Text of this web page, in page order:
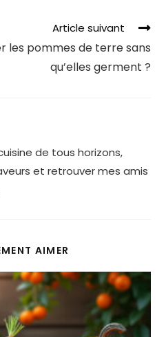
Article suivant
les pommes de terre sans
qu’elles germent ?
de tous horizons,
et retrouver mes amis
AIMER